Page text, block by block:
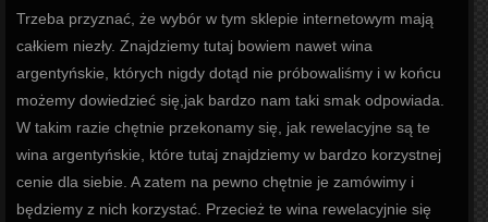
Trzeba przyznać, że wybór w tym sklepie internetowym mają
całkiem niezły. Znajdziemy tutaj bowiem nawet wina
argentyńskie, których nigdy dotąd nie próbowaliśmy i w końcu
możemy dowiedzieć się,jak bardzo nam taki smak odpowiada.
W takim razie chętnie przekonamy się, jak rewelacyjne są te
wina argentyńskie, które tutaj znajdziemy w bardzo korzystnej
cenie dla siebie. A zatem na pewno chętnie je zamówimy i
będziemy z nich korzystać. Przecież te wina rewelacyjnie się